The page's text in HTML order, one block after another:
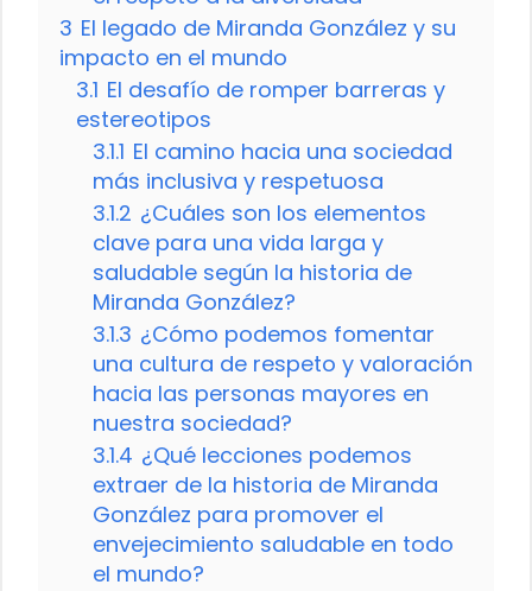
3 El legado de Miranda González y su
impacto en el mundo
3.1 El desafío de romper barreras y
estereotipos
3.1.1 El camino hacia una sociedad
más inclusiva y respetuosa
3.1.2 ¿Cuáles son los elementos
clave para una vida larga y
saludable según la historia de
Miranda González?
3.1.3 ¿Cómo podemos fomentar
una cultura de respeto y valoración
hacia las personas mayores en
nuestra sociedad?
3.1.4 ¿Qué lecciones podemos
extraer de la historia de Miranda
González para promover el
envejecimiento saludable en todo
el mundo?